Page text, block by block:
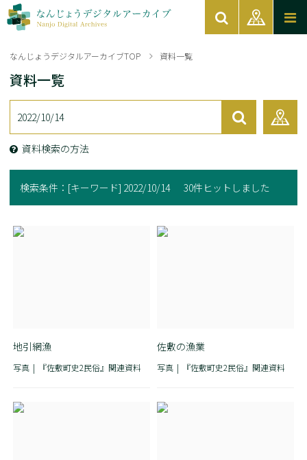
なんじょうデジタルアーカイブTOP 資料一覧
資料一覧
資料検索の方法
検索条件： [キーワード] 2022/10/14 30件ヒットしました
地引網漁
写真 『佐敷町史2民俗』関連資料
佐敷の漁業
写真 『佐敷町史2民俗』関連資料